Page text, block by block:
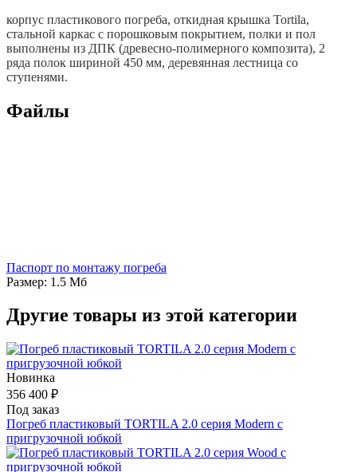
корпус пластикового погреба, откидная крышка Tortila,
стальной каркас с порошковым покрытием, полки и пол
выполнены из ДПК (древесно-полимерного композита), 2
ряда полок шириной 450 мм, деревянная лестница со
ступенями.
Файлы
Паспорт по монтажу погреба
Размер: 1.5 Мб
Другие товары из этой категории
Новинка
356 400 ₽
Под заказ
Погреб пластиковый TORTILA 2.0 серия Modern с
пригрузочной юбкой